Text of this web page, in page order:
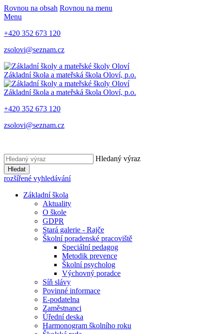
Rovnou na obsah Rovnou na menu
Menu
+420 352 673 120
zsolovi@seznam.cz
Základní škola a mateřská škola Oloví, p.o.
Základní škola a mateřská škola Oloví, p.o.
+420 352 673 120
zsolovi@seznam.cz
Hledaný výraz
Hledat
rozšířené vyhledávání
Základní škola
Aktuality
O škole
GDPR
Stará galerie - Rajče
Školní poradenské pracoviště
Speciální pedagog
Metodik prevence
Školní psycholog
Výchovný poradce
Síň slávy
Povinné informace
E-podatelna
Zaměstnanci
Úřední deska
Harmonogram školního roku